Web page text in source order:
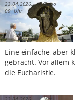
Eine einfache, aber
gebracht. Vor allem
die Eucharistie.
23.04.2026,
09 Uhr
Guido
Horst